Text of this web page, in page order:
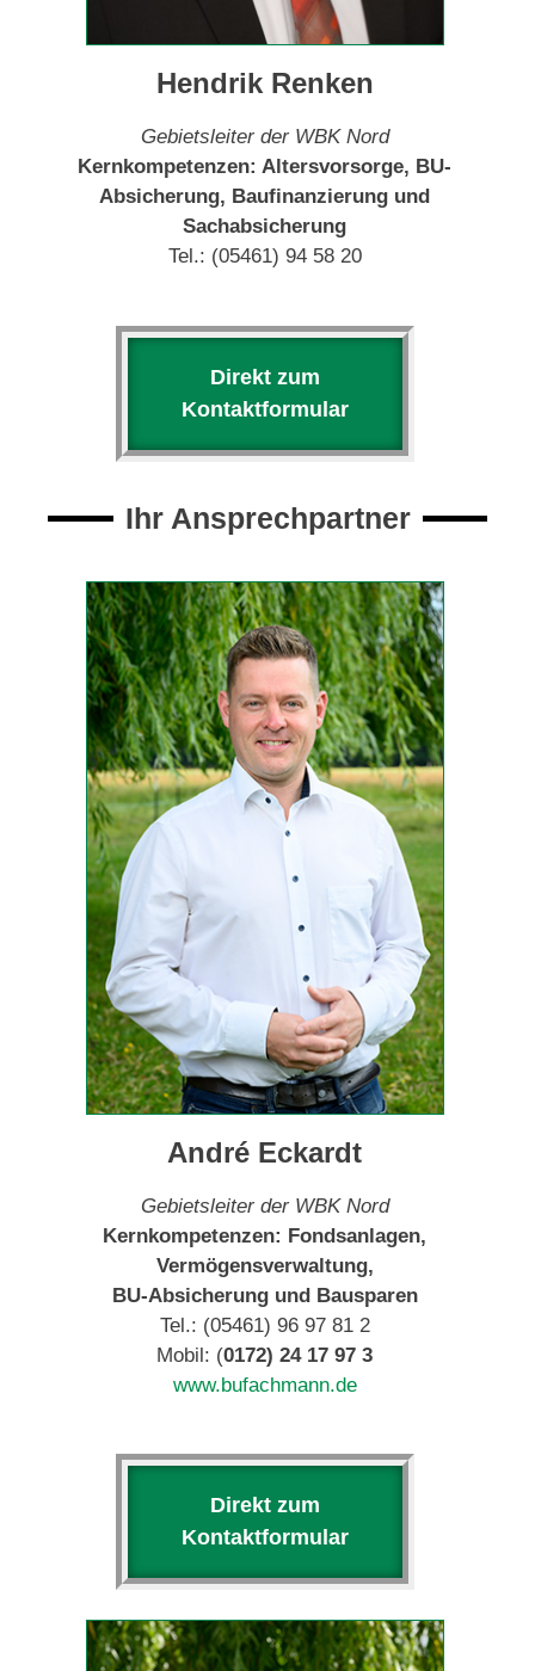
Hendrik Renken
Gebietsleiter der WBK Nord
Kernkompetenzen: Altersvorsorge, BU-
Absicherung, Baufinanzierung und
Sachabsicherung
Tel.: (05461) 94 58 20
Direkt zum
Kontaktformular
Ihr Ansprechpartner
André Eckardt
Gebietsleiter der WBK Nord
Kernkompetenzen: Fondsanlagen,
Vermögensverwaltung,
BU-Absicherung und Bausparen
Tel.: (05461) 96 97 81 2
Mobil: (0172) 24 17 97 3
www.bufachmann.de
Direkt zum
Kontaktformular